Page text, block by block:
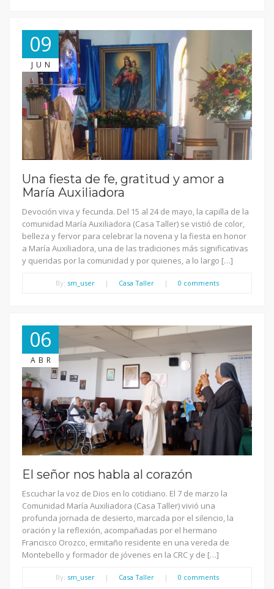
09
JUN
Una fiesta de fe, gratitud y amor a
María Auxiliadora
Devoción viva y fecunda. Del 15 al 24 de mayo, la capilla de la
comunidad María Auxiliadora (Casa Taller) se vistió de color,
belleza y fervor para celebrar la novena y la fiesta en honor
a María Auxiliadora, una de las tradiciones más significativas
y queridas por la comunidad y por quienes, a lo largo […]
By: sm_user | Casa Taller | 0 comments
06
ABR
El señor nos habla al corazón
Escuchar la voz de Dios en lo cotidiano. El 7 de marzo la
Comunidad María Auxiliadora (Casa Taller) vivió una
profunda jornada de desierto, marcada por el silencio, la
oración y la reflexión, acompañadas por el hermano
Francisco Orozco, ermitaño residente en una vereda de
Montebello y formador de jóvenes en la CRC y de […]
By: sm_user | Casa Taller | 0 comments